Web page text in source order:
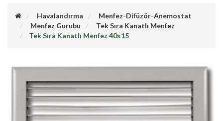
Havalandırma
Menfez-Difüzör-Anemostat
Menfez Gurubu
Tek Sıra Kanatlı Menfez
Tek Sıra Kanatlı Menfez 40x15